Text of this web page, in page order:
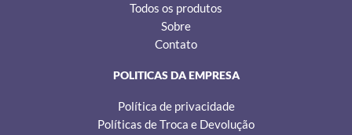
Todos os produtos
Sobre
Contato
POLITICAS DA EMPRESA
Política de privacidade
Políticas de Troca e Devolução